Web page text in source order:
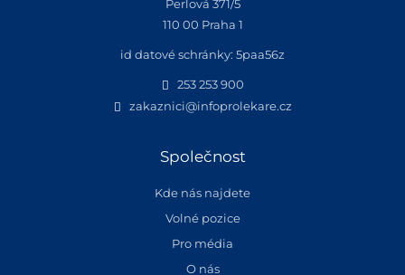
Perlová 371/5
110 00 Praha 1
id datové schránky: 5paa56z
253 253 900
zakaznici@infoprolekare.cz
Společnost
Kde nás najdete
Volné pozice
Pro média
O nás